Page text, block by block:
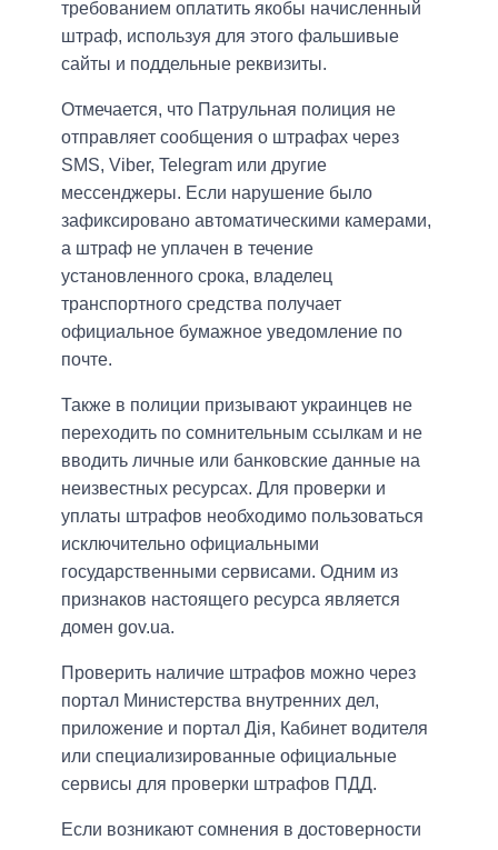
требованием оплатить якобы начисленный
штраф, используя для этого фальшивые
сайты и поддельные реквизиты.
Отмечается, что Патрульная полиция не
отправляет сообщения о штрафах через
SMS, Viber, Telegram или другие
мессенджеры. Если нарушение было
зафиксировано автоматическими камерами,
а штраф не уплачен в течение
установленного срока, владелец
транспортного средства получает
официальное бумажное уведомление по
почте.
Также в полиции призывают украинцев не
переходить по сомнительным ссылкам и не
вводить личные или банковские данные на
неизвестных ресурсах. Для проверки и
уплаты штрафов необходимо пользоваться
исключительно официальными
государственными сервисами. Одним из
признаков настоящего ресурса является
домен gov.ua.
Проверить наличие штрафов можно через
портал Министерства внутренних дел,
приложение и портал Дія, Кабинет водителя
или специализированные официальные
сервисы для проверки штрафов ПДД.
Если возникают сомнения в достоверности